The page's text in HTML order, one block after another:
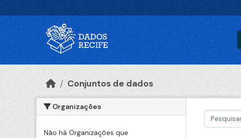
Conjuntos de dados
Organizações
Não há Organizações que